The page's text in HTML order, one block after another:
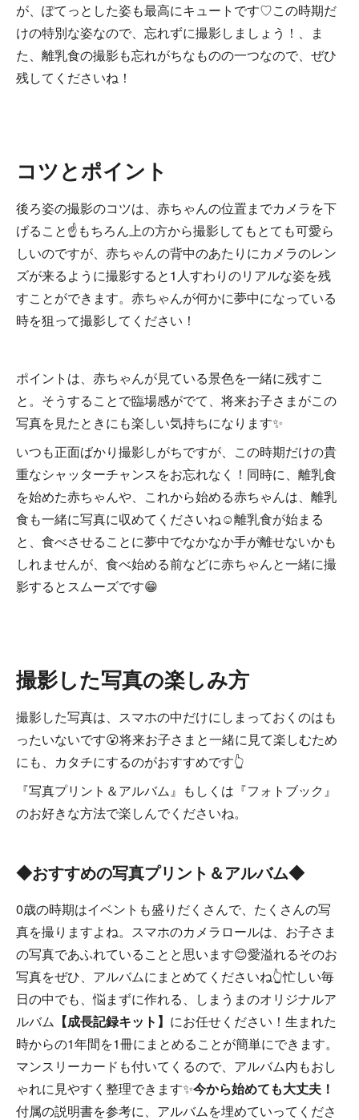
が、ぽてっとした姿も最高にキュートです♡この時期だ
けの特別な姿なので、忘れずに撮影しましょう！、ま
た、離乳食の撮影も忘れがちなものの一つなので、ぜひ
残してくださいね！
コツとポイント
後ろ姿の撮影のコツは、赤ちゃんの位置までカメラを下
げること☝もちろん上の方から撮影してもとても可愛ら
しいのですが、赤ちゃんの背中のあたりにカメラのレン
ズが来るように撮影すると1人すわりのリアルな姿を残
すことができます。赤ちゃんが何かに夢中になっている
時を狙って撮影してください！
ポイントは、赤ちゃんが見ている景色を一緒に残すこ
と。そうすることで臨場感がでて、将来お子さまがこの
写真を見たときにも楽しい気持ちになります✨
いつも正面ばかり撮影しがちですが、この時期だけの貴
重なシャッターチャンスをお忘れなく！同時に、離乳食
を始めた赤ちゃんや、これから始める赤ちゃんは、離乳
食も一緒に写真に収めてくださいね☺離乳食が始まる
と、食べさせることに夢中でなかなか手が離せないかも
しれませんが、食べ始める前などに赤ちゃんと一緒に撮
影するとスムーズです😁
撮影した写真の楽しみ方
撮影した写真は、スマホの中だけにしまっておくのはも
ったいないです😮将来お子さまと一緒に見て楽しむため
にも、カタチにするのがおすすめです👆
『写真プリント＆アルバム』もしくは『フォトブック』
のお好きな方法で楽しんでくださいね。
◆おすすめの写真プリント＆アルバム◆
0歳の時期はイベントも盛りだくさんで、たくさんの写
真を撮りますよね。スマホのカメラロールは、お子さま
の写真であふれていることと思います😊愛溢れるそのお
写真をぜひ、アルバムにまとめてくださいね👆忙しい毎
日の中でも、悩まずに作れる、しまうまのオリジナルア
ルバム 【成長記録キット】 にお任せください！生まれた
時からの1年間を1冊にまとめることが簡単にできます。
マンスリーカードも付いてくるので、アルバム内もおし
ゃれに見やすく整理できます✨今から始めても大丈夫！
付属の説明書を参考に、アルバムを埋めていってくださ